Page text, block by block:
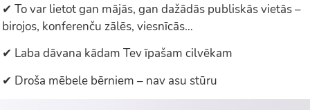
✔ To var lietot gan mājās, gan dažādās publiskās vietās –
birojos, konferenču zālēs, viesnīcās…
✔ Laba dāvana kādam Tev īpašam cilvēkam
✔ Droša mēbele bērniem – nav asu stūru